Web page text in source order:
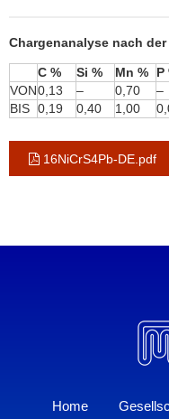
Chargenanalyse nach der
C % Si % Mn % P
VON0,13 – 0,70 –
BIS 0,19 0,40 1,00
16NiCrS4Pb-DE.pdf
Home